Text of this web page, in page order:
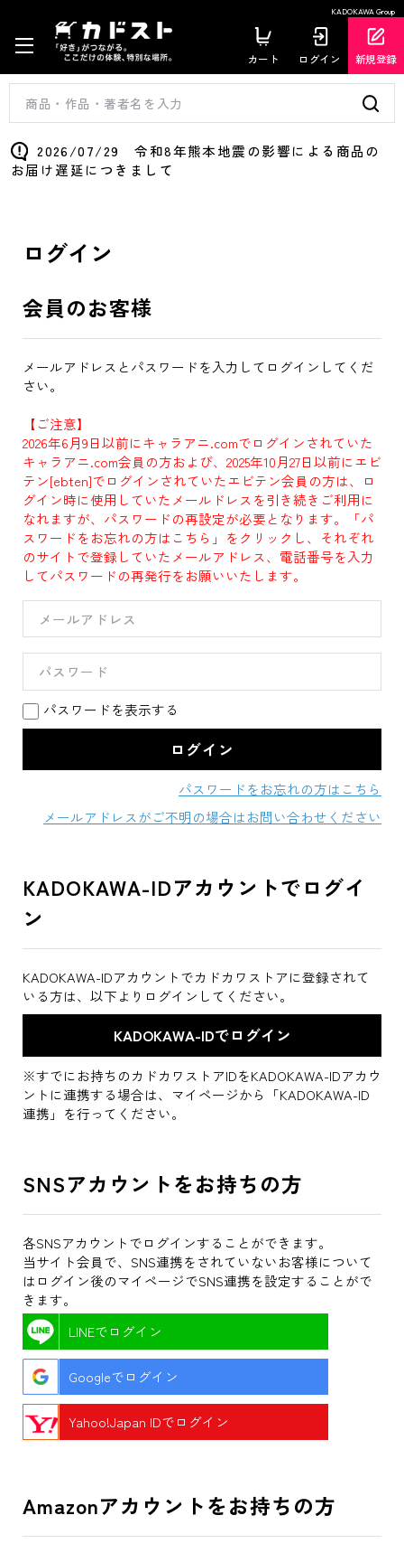
KADOKAWA Group
カート ログイン 新規登録
2026/07/29 令和8年熊本地震の影響による商品の
お届け遅延につきまして
ログイン
会員のお客様
メールアドレスとパスワードを入力してログインしてくだ
さい。
【ご注意】
2026年6月9日以前にキャラアニ.comでログインされていた
キャラアニ.com会員の方および、2025年10月27日以前にエビ
テン[ebten]でログインされていたエビテン会員の方は、ロ
グイン時に使用していたメールドレスを引き続きご利用に
なれますが、パスワードの再設定が必要となります。「パ
スワードをお忘れの方はこちら」をクリックし、それぞれ
のサイトで登録していたメールアドレス、電話番号を入力
してパスワードの再発行をお願いいたします。
パスワードを表示する
パスワードをお忘れの方はこちら
メールアドレスがご不明の場合はお問い合わせください
KADOKAWA-IDアカウントでログイ
ン
KADOKAWA-IDアカウントでカドカワストアに登録されて
いる方は、以下よりログインしてください。
※すでにお持ちのカドカワストアIDをKADOKAWA-IDアカウ
ントに連携する場合は、マイページから「KADOKAWA-ID
連携」を行ってください。
SNSアカウントをお持ちの方
各SNSアカウントでログインすることができます。
当サイト会員で、SNS連携をされていないお客様について
はログイン後のマイページでSNS連携を設定することがで
きます。
LINEでログイン
Googleでログイン
Yahoo!Japan IDでログイン
Amazonアカウントをお持ちの方